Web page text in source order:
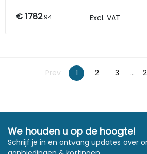
€ 1782.94 Excl. VAT
Prev 1 2 3 ...
We houden u op de hoogte!
Schrijf je in en ontvang updates over